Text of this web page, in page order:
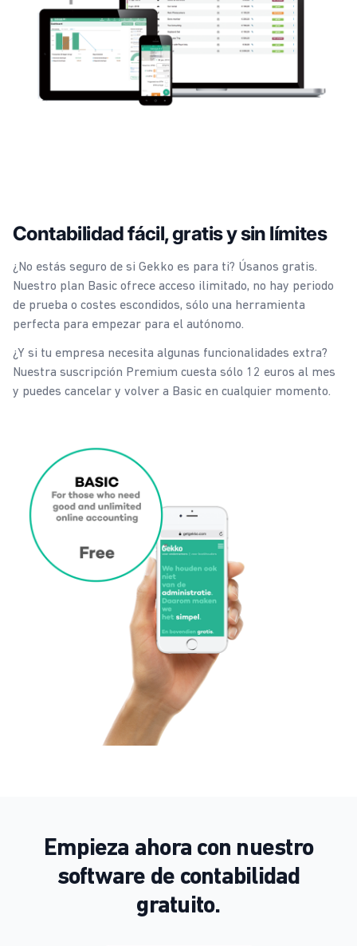
Contabilidad fácil, gratis y sin límites
¿No estás seguro de si Gekko es para ti? Úsanos gratis.
Nuestro plan Basic ofrece acceso ilimitado, no hay periodo
de prueba o costes escondidos, sólo una herramienta
perfecta para empezar para el autónomo.
¿Y si tu empresa necesita algunas funcionalidades extra?
Nuestra suscripción Premium cuesta sólo 12 euros al mes
y puedes cancelar y volver a Basic en cualquier momento.
Empieza ahora con nuestro
software de contabilidad
gratuito.